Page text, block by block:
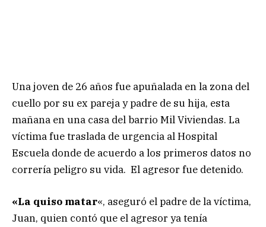
Una joven de 26 años fue apuñalada en la zona del
cuello por su ex pareja y padre de su hija, esta
mañana en una casa del barrio Mil Viviendas. La
víctima fue traslada de urgencia al Hospital
Escuela donde de acuerdo a los primeros datos no
correría peligro su vida. El agresor fue detenido.
«La quiso matar«, aseguró el padre de la víctima,
Juan, quien contó que el agresor ya tenía